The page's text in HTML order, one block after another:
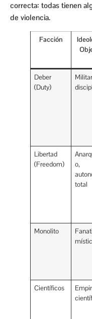
correcta: todas tienen
de violencia.
Facción
Deber
(Duty)
Libertad
(Freedom)
o,
total
Monolito
Científicos